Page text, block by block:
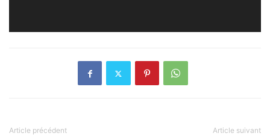
Article précédent Article suivant